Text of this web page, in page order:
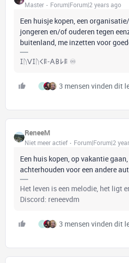
Master Forum|Forum|2 years ago
Een huisje kopen, een
jongeren en/of ouderen tegen
buitenland, me inzetten voor
𐌆ᚢꓦ𐌆ᚢ𐌂𐌄-𐌀𐌁𐌋𐌄 ♾️
I 3 mensen vinden dit
ReneeM
Niet meer actief Forum|Forum|2
Een huis kopen, op vakantie
achterhouden voor een andere
Het leven is een melodie, het ligt
Discord: reneevdm
I 3 mensen vinden dit